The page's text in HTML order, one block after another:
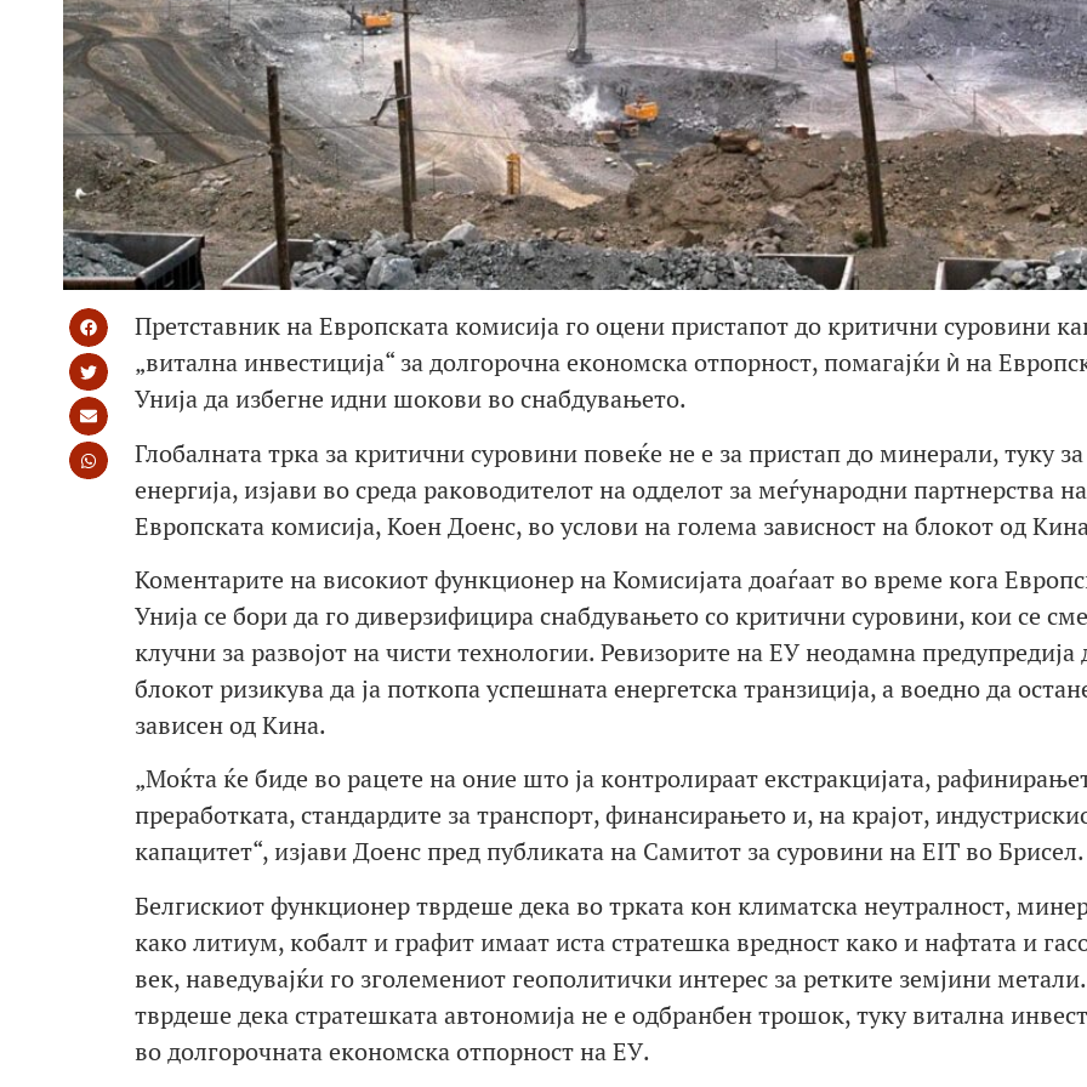
Претставник на Европската комисија го оцени пристапот до критични суровини
„витална инвестиција“ за долгорочна економска отпорност, помагајќи ѝ на
Унија да избегне идни шокови во снабдувањето.
Глобалната трка за критични суровини повеќе не е за пристап до минерали, туку за
енергија, изјави во среда раководителот на одделот за меѓународни партнерства на
Европската комисија, Коен Доенс, во услови на голема зависност на блокот од
Коментарите на високиот функционер на Комисијата доаѓаат во време кога
Унија се бори да го диверзифицира снабдувањето со критични суровини, кои се
клучни за развојот на чисти технологии. Ревизорите на ЕУ неодамна предупредија
блокот ризикува да ја поткопа успешната енергетска транзиција, а воедно да
зависен од Кина.
„Моќта ќе биде во рацете на оние што ја контролираат екстракцијата,
преработката, стандардите за транспорт, финансирањето и, на крајот,
капацитет“, изјави Доенс пред публиката на Самитот за суровини на EIT во Брисел.
Белгискиот функционер тврдеше дека во трката кон климатска неутралност,
како литиум, кобалт и графит имаат иста стратешка вредност како и нафтата и
век, наведувајќи го зголемениот геополитички интерес за ретките земјини метали.
тврдеше дека стратешката автономија не е одбранбен трошок, туку витална
во долгорочната економска отпорност на ЕУ.